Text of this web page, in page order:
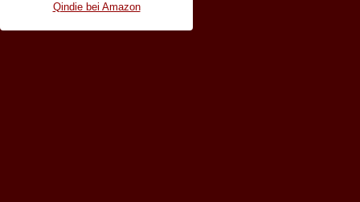
Qindie bei Amazon